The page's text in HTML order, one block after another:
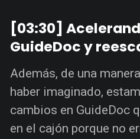
[03:30]
GuideDoc y
Además, de una
haber imaginado,
cambios en GuideDoc
en el cajón porque no